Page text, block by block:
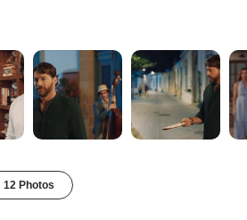
12 Photos